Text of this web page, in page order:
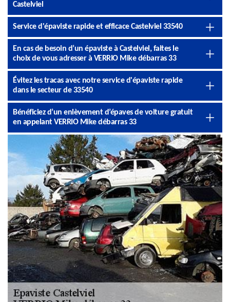
Castelviel
Service d'épaviste rapide et efficace Castelviel 33540
En cas de besoin d’un épaviste à Castelviel, faites le
choix de vous adresser à VERRIO Mike débarras 33
Évitez les tracas avec notre service d'épaviste rapide
dans le secteur de 33540
Bénéficiez d’un enlèvement d’épaves de voiture gratuit
en appelant VERRIO Mike débarras 33